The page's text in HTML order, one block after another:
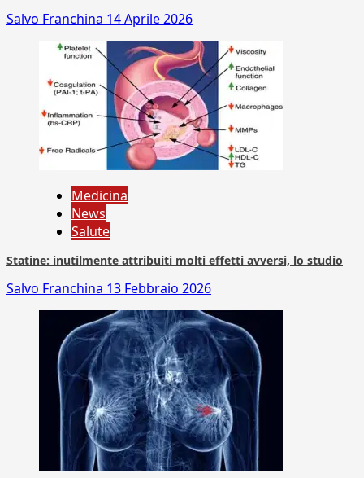
Salvo Franchina 14 Aprile 2026
Medicina
News
Salute
Statine: inutilmente attribuiti molti effetti avversi, lo studio
Salvo Franchina 13 Febbraio 2026